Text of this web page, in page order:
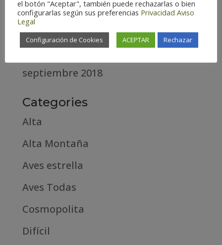
abril 2020
marzo 2020
febrero 2019
septiembre 2018
Categories
Alta
Alta Montaña
Aves estrella
Aves Todas
Cosmopolita
Difícil
el botón "Aceptar", también puede rechazarlas o bien
configurarlas según sus preferencias Privacidad Aviso
Legal
Configuración de Cookies ACEPTAR Rechazar